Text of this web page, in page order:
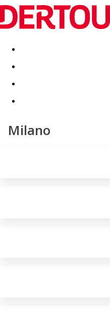
Destinatii Vacanta perfecta
Milano